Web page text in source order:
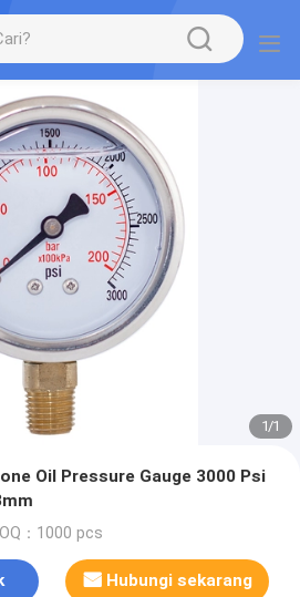
1/1
Oil Pressure Gauge 3000 Psi
：1000 pcs
Hubungi sekarang